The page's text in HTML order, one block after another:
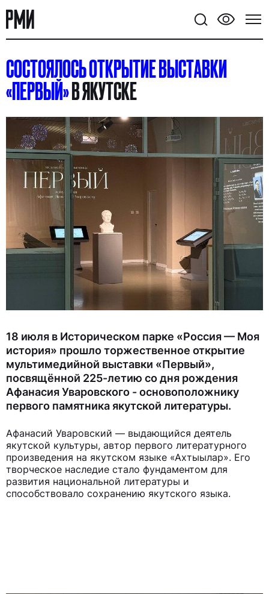
СОСТОЯЛОСЬ ОТКРЫТИЕ ВЫСТАВКИ
«ПЕРВЫЙ»В ЯКУТСКЕ
18 июля в Историческом парке «Россия — Моя
история» прошло торжественное открытие
мультимедийной выставки «Первый»,
посвящённой 225-летию со дня рождения
Афанасия Уваровского - основоположнику
первого памятника якутской литературы.
Афанасий Уваровский — выдающийся деятель
якутской культуры, автор первого литературного
произведения на якутском языке «Ахтыылар». Его
творческое наследие стало фундаментом для
развития национальной литературы и
способствовало сохранению якутского языка.